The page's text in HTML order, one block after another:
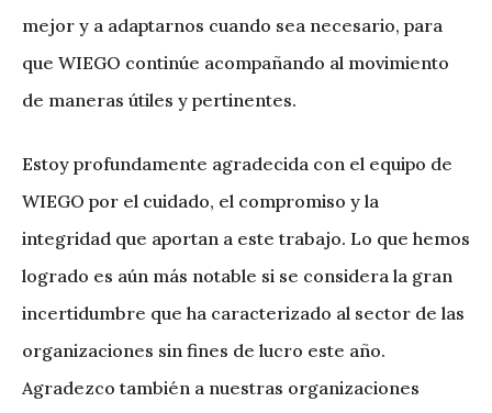
mejor y a adaptarnos cuando sea necesario, para
que WIEGO continúe acompañando al movimiento
de maneras útiles y pertinentes.
Estoy profundamente agradecida con el equipo de
WIEGO por el cuidado, el compromiso y la
integridad que aportan a este trabajo. Lo que hemos
logrado es aún más notable si se considera la gran
incertidumbre que ha caracterizado al sector de las
organizaciones sin fines de lucro este año.
Agradezco también a nuestras organizaciones